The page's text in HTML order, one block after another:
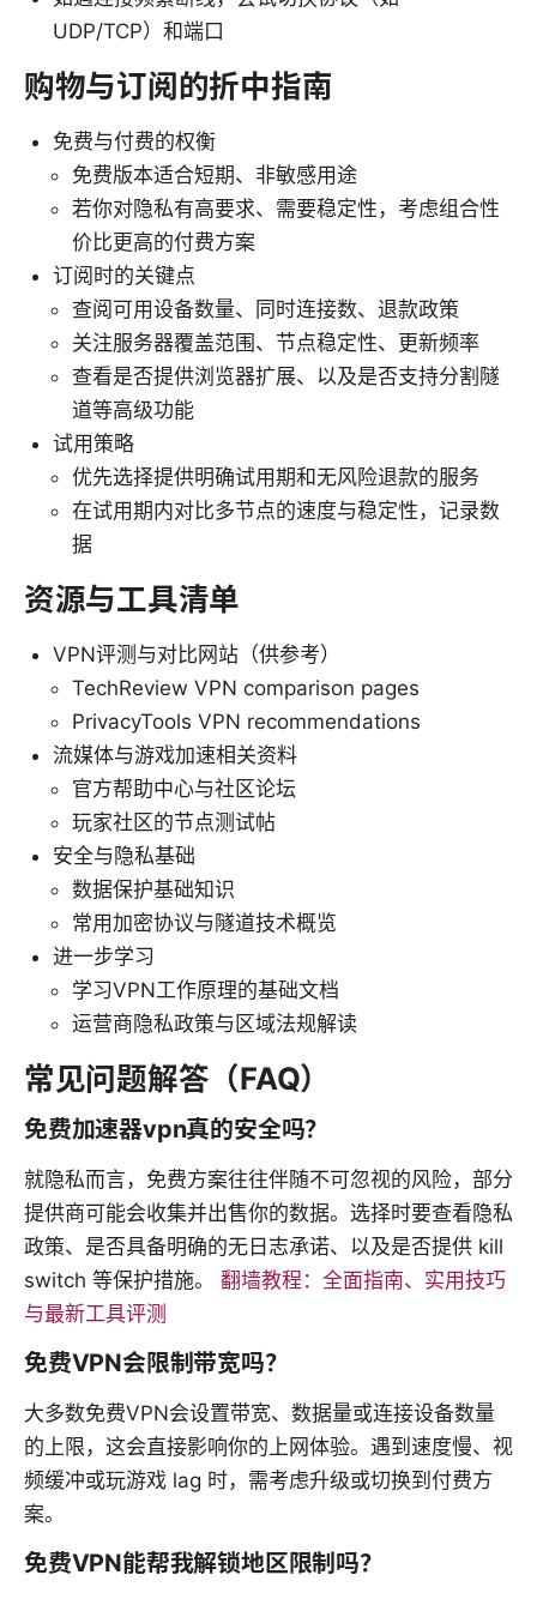
UDP/TCP）和端口
购物与订阅的折中指南
免费与付费的权衡
免费版本适合短期、非敏感用途
若你对隐私有高要求、需要稳定性，考虑组合性
价比更高的付费方案
订阅时的关键点
查阅可用设备数量、同时连接数、退款政策
关注服务器覆盖范围、节点稳定性、更新频率
查看是否提供浏览器扩展、以及是否支持分割隧
道等高级功能
试用策略
优先选择提供明确试用期和无风险退款的服务
在试用期内对比多节点的速度与稳定性，记录数
据
资源与工具清单
VPN评测与对比网站（供参考）
TechReview VPN comparison pages
PrivacyTools VPN recommendations
流媒体与游戏加速相关资料
官方帮助中心与社区论坛
玩家社区的节点测试帖
安全与隐私基础
数据保护基础知识
常用加密协议与隧道技术概览
进一步学习
学习VPN工作原理的基础文档
运营商隐私政策与区域法规解读
常见问题解答（FAQ）
免费加速器vpn真的安全吗？
就隐私而言，免费方案往往伴随不可忽视的风险，部分
提供商可能会收集并出售你的数据。选择时要查看隐私
政策、是否具备明确的无日志承诺、以及是否提供 kill
switch 等保护措施。 翻墙教程：全面指南、实用技巧
与最新工具评测
免费VPN会限制带宽吗？
大多数免费VPN会设置带宽、数据量或连接设备数量
的上限，这会直接影响你的上网体验。遇到速度慢、视
频缓冲或玩游戏 lag 时，需考虑升级或切换到付费方
案。
免费VPN能帮我解锁地区限制吗？